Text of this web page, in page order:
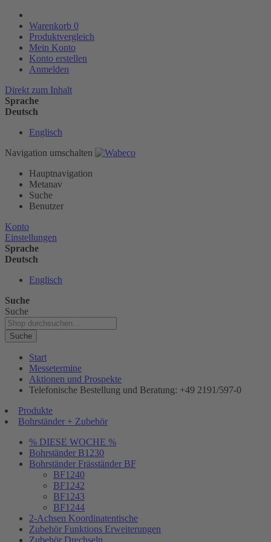
Warenkorb 0
Produktvergleich
Mein Konto
Konto erstellen
Anmelden
Direkt zum Inhalt
Sprache
Deutsch
Englisch
Navigation umschalten
Hauptnavigation
Metanav
Suche
Benutzer
Konto
Einstellungen
Sprache
Deutsch
Englisch
Suche
Suche
Suche
Start
Messetermine
Aktionen und Prospekte
Telefonische Bestellung und Beratung: +49 2191/597-0
Produkte
Bohrständer + Zubehör
% DIESE WOCHE %
Bohrständer B1230
Bohrständer Fräsständer BF
BF1240
BF1242
BF1243
BF1244
2-Achsen Koordinatentische
Zubehör Funktions Erweiterungen
Zubehör Drechseln